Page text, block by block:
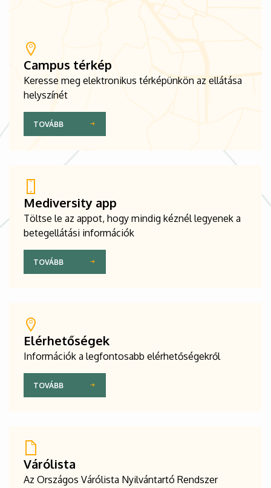
Campus térkép
Keresse meg elektronikus térképünkön az ellátása
helyszínét
TOVÁBB
Mediversity app
Töltse le az appot, hogy mindig kéznél legyenek a
betegellátási információk
TOVÁBB
Elérhetőségek
Információk a legfontosabb elérhetőségekről
TOVÁBB
Várólista
Az Országos Várólista Nyilvántartó Rendszer